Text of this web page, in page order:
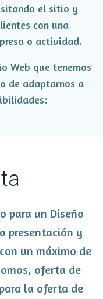
el sitio y
con una
o actividad.
Web que tenemos
de adaptarnos a
para un Diseño
presentación y
un máximo de
oferta de
la oferta de